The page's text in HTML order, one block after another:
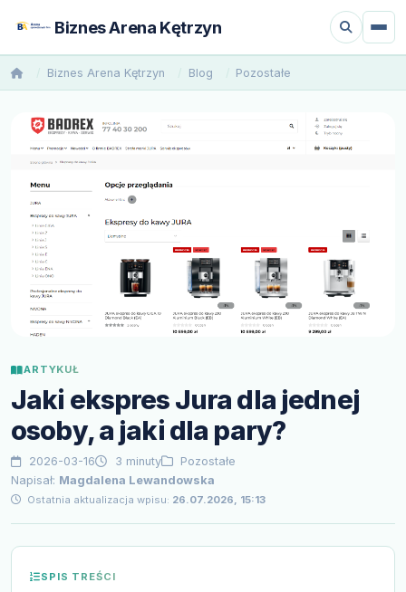
Biznes Arena Kętrzyn
Biznes Arena Kętrzyn Blog Pozostałe
ARTYKUŁ
Jaki ekspres Jura dla jednej
osoby, a jaki dla pary?
2026-03-16 3 minuty
Pozostałe
Napisał: Magdalena Lewandowska
Ostatnia aktualizacja wpisu: 26.07.2026, 15:13
SPIS TREŚCI